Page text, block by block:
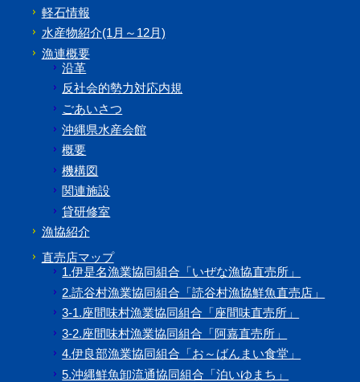
軽石情報
水産物紹介(1月～12月)
漁連概要
沿革
反社会的勢力対応内規
ごあいさつ
沖縄県水産会館
概要
機構図
関連施設
貸研修室
漁協紹介
直売店マップ
1.伊是名漁業協同組合「いぜな漁協直売所」
2.読谷村漁業協同組合「読谷村漁協鮮魚直売店」
3-1.座間味村漁業協同組合「座間味直売所」
3-2.座間味村漁業協同組合「阿嘉直売所」
4.伊良部漁業協同組合「お～ばんまい食堂」
5.沖縄鮮魚卸流通協同組合「泊いゆまち」